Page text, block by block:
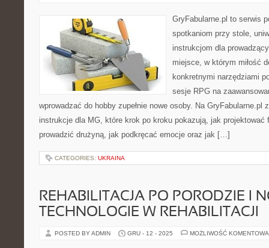
GryFabularne.pl to serwis
spotkaniom przy stole,
instrukcjom dla
miejsce, w którym miłość
konkretnymi narzędziami
sesje RPG na
wprowadzać do hobby zupełnie nowe osoby. Na GryFabularne.pl
instrukcje dla MG, które krok po kroku pokazują, jak projektować
prowadzić drużyną, jak podkręcać emocje oraz jak […]
CATEGORIES: UKRAINA
REHABILITACJA PO PORODZIE I
TECHNOLOGIE W REHABILITACJI
POSTED BY ADMIN GRU - 12 - 2025 MOŻLIWOŚĆ